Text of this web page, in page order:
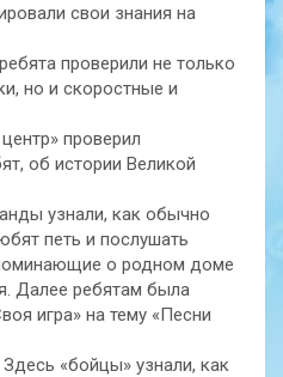
свои знания на
проверили не только
но и скоростные и
проверил
об истории Великой
узнали, как обычно
петь и послушать
о родном доме
Далее ребятам была
игра» на тему «Песни
«бойцы» узнали, как